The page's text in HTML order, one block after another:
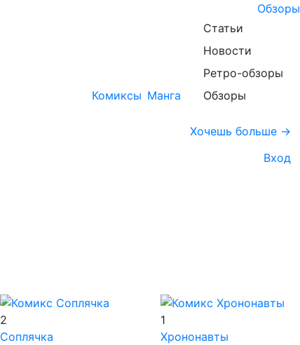
Комиксы Манга
Обзоры
Статьи
Новости
Ретро-обзоры
Обзоры
Хочешь больше →
Вход
2
Соплячка
1
Хрононавты